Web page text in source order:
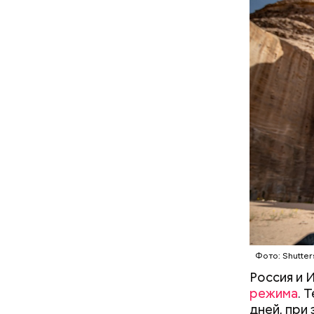
Фото:
Россия и
режима.
дней,